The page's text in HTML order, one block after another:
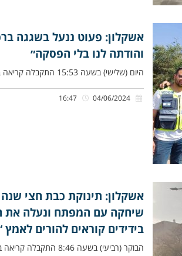
אשקלון: פעוט ננעל בשגגה
והודתה לנו בלי הפסקה״
היום (שלישי) בשעה 15:53 התקבלה קריאה במוקד ידידים אודות פעוט כבן שלוש שנים שננעל בשגגה ברכב לעיני אימו ברחוב חמרא
אשקלון: תינוקת כבת חצי שנה
שיחקה עם המפתח ונעלה את
בידידים קוראים להורים
הבוקר (רביעי) בשעה 8:46 התקבלה קריאה במוקד ידידים, אודות תינוקת כבת חצי שנה שננעלה ברכב בשגגה לעיני אמה בשדרות ירושלים